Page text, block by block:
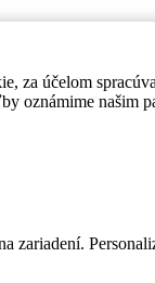
za účelom
oznámime našim